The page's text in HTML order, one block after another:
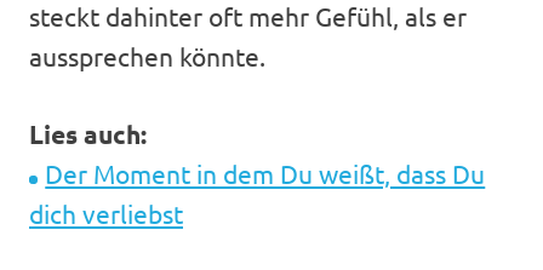
steckt dahinter oft mehr Gefühl, als er
aussprechen könnte.
Lies auch:
Der Moment in dem Du weißt, dass Du
dich verliebst